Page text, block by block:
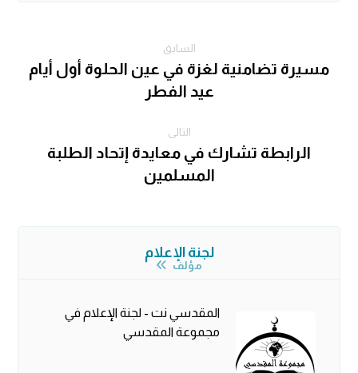
السابق
مسيرة تضامنية لغزة في عين الحلوة أول أيام
عيد الفطر
التالى
الرابطة تشارك في معايدة إتحاد الطلبة
المسلمين
لجنة الإعلام
مؤلف
المقدسي نت - لجنة الإعلام في
مجموعة المقدسي